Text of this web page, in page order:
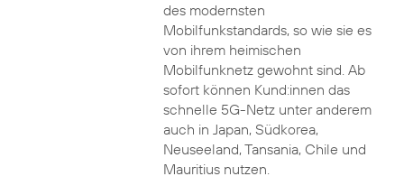
des modernsten
Mobilfunkstandards, so wie sie es
von ihrem heimischen
Mobilfunknetz gewohnt sind. Ab
sofort können Kund:innen das
schnelle 5G-Netz unter anderem
auch in Japan, Südkorea,
Neuseeland, Tansania, Chile und
Mauritius nutzen.